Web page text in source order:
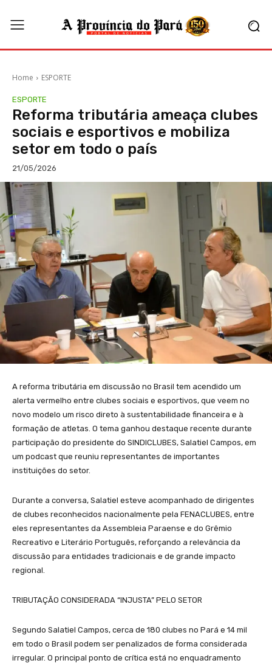
Home ESPORTE
ESPORTE
Reforma tributária ameaça clubes
sociais e esportivos e mobiliza
setor em todo o país
21/05/2026
A reforma tributária em discussão no Brasil tem acendido um
alerta vermelho entre clubes sociais e esportivos, que veem no
novo modelo um risco direto à sustentabilidade financeira e à
formação de atletas. O tema ganhou destaque recente durante
participação do presidente do SINDICLUBES, Salatiel Campos, em
um podcast que reuniu representantes de importantes
instituições do setor.
Durante a conversa, Salatiel esteve acompanhado de dirigentes
de clubes reconhecidos nacionalmente pela FENACLUBES, entre
eles representantes da Assembleia Paraense e do Grêmio
Recreativo e Literário Português, reforçando a relevância da
discussão para entidades tradicionais e de grande impacto
regional.
TRIBUTAÇÃO CONSIDERADA “INJUSTA” PELO SETOR
Segundo Salatiel Campos, cerca de 180 clubes no Pará e 14 mil
em todo o Brasil podem ser penalizados de forma considerada
irregular. O principal ponto de crítica está no enquadramento